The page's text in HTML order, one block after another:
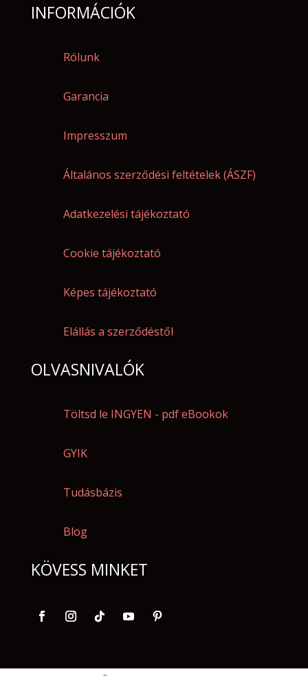
INFORMÁCIÓK
Rólunk
Garancia
Impresszum
Általános szerződési feltételek (ÁSZF)
Adatkezelési tájékoztató
Cookie tájékoztató
Képes tájékoztató
Elállás a szerződéstől
OLVASNIVALÓK
Töltsd le INGYEN - pdf eBookok
GYIK
Tudásbázis
Blog
KÖVESS MINKET